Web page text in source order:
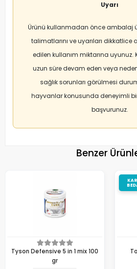
Uyarı
Ürünü kullanmadan önce ambalaj
talimatlarını ve uyarıları dikkatlice
edilen kullanım miktarına uyunuz.
uzun süre devam eden veya
sağlık sorunları görülmesi
hayvanlar konusunda deneyimli
başvurunuz.
Benzer
Tyson Defensive 5 in 1 mix 100
gr